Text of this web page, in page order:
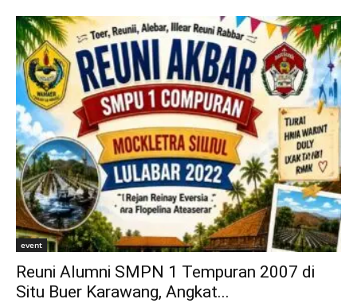
event
Reuni Alumni SMPN 1 Tempuran 2007 di
Situ Buer Karawang, Angkat...